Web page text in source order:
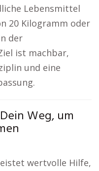
Lebensmittel
20 Kilogramm oder
der
ist machbar,
und eine
Weg, um
wertvolle Hilfe,